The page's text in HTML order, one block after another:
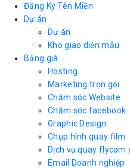
Đăng Ký Tên Miền
Dự án
Dự án
Kho giao diện mẫu
Bảng giá
Hosting
Marketing trọn gói
Chăm sóc Website
Chăm sóc facebook
Graphic Design
Chụp hình quay film
Dịch vụ quay flycam
Email Doanh nghiệp